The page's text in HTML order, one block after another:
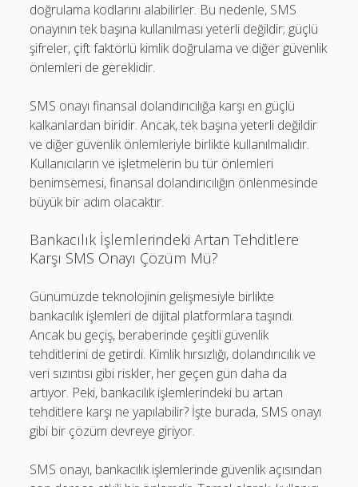
doğrulama kodlarını alabilirler. Bu nedenle, SMS
onayının tek başına kullanılması yeterli değildir; güçlü
şifreler, çift faktörlü kimlik doğrulama ve diğer güvenlik
önlemleri de gereklidir.
SMS onayı finansal dolandırıcılığa karşı en güçlü
kalkanlardan biridir. Ancak, tek başına yeterli değildir
ve diğer güvenlik önlemleriyle birlikte kullanılmalıdır.
Kullanıcıların ve işletmelerin bu tür önlemleri
benimsemesi, finansal dolandırıcılığın önlenmesinde
büyük bir adım olacaktır.
Bankacılık İşlemlerindeki Artan Tehditlere
Karşı SMS Onayı Çözüm Mü?
Günümüzde teknolojinin gelişmesiyle birlikte
bankacılık işlemleri de dijital platformlara taşındı.
Ancak bu geçiş, beraberinde çeşitli güvenlik
tehditlerini de getirdi. Kimlik hırsızlığı, dolandırıcılık ve
veri sızıntısı gibi riskler, her geçen gün daha da
artıyor. Peki, bankacılık işlemlerindeki bu artan
tehditlere karşı ne yapılabilir? İşte burada, SMS onayı
gibi bir çözüm devreye giriyor.
SMS onayı, bankacılık işlemlerinde güvenlik açısından